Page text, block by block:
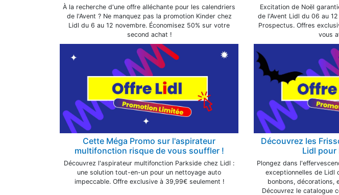
À la recherche d'une offre alléchante pour les calendriers
de l'Avent ? Ne manquez pas la promotion Kinder chez
Lidl du 6 au 12 novembre. Économisez 50% sur votre
second achat !
Excitation de Noël
de l'Avent Lidl du 06 au
Prospectus. Offres
vous
Cette Méga Promo sur l'aspirateur
multifonction risque de vous souffler !
Découvrez l'aspirateur multifonction Parkside chez Lidl :
une solution tout-en-un pour un nettoyage auto
impeccable. Offre exclusive à 39,99€ seulement !
Découvrez les
Lidl pour
Plongez dans
exceptionnelles de Lidl
bonbons, décorations,
Découvrez le catalogue